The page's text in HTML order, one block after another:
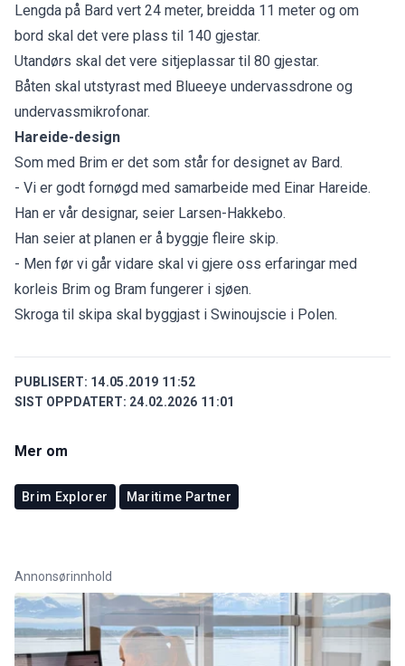
Lengda på Bard vert 24 meter, breidda 11 meter og om
bord skal det vere plass til 140 gjestar.
Utandørs skal det vere sitjeplassar til 80 gjestar.
Båten skal utstyrast med Blueeye undervassdrone og
undervassmikrofonar.
Hareide-design
Som med Brim er det som står for designet av Bard.
- Vi er godt fornøgd med samarbeide med Einar Hareide.
Han er vår designar, seier Larsen-Hakkebo.
Han seier at planen er å byggje fleire skip.
- Men før vi går vidare skal vi gjere oss erfaringar med
korleis Brim og Bram fungerer i sjøen.
Skroga til skipa skal byggjast i Swinoujscie i Polen.
PUBLISERT: 14.05.2019 11:52
SIST OPPDATERT: 24.02.2026 11:01
Mer om
Brim Explorer Maritime Partner
Annonsørinnhold